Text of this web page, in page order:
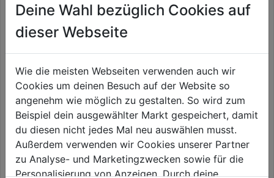
HM-Granitbohrerset 5-tlg.
0.0
0.0
HM-Universalbohrer Multicut
400x300mm SB
0.0 (0)
0.0
Deine Wahl bezüglich Cookies auf
dieser Webseite
Wie die meisten Webseiten verwenden auch wir
Cookies um deinen Besuch auf der Website so
angenehm wie möglich zu gestalten. So wird zum
Beispiel dein ausgewählter Markt gespeichert, damit
du diesen nicht jedes Mal neu auswählen musst.
Außerdem verwenden wir Cookies unserer Partner
zu Analyse- und Marketingzwecken sowie für die
Personalisierung von Anzeigen. Durch deine